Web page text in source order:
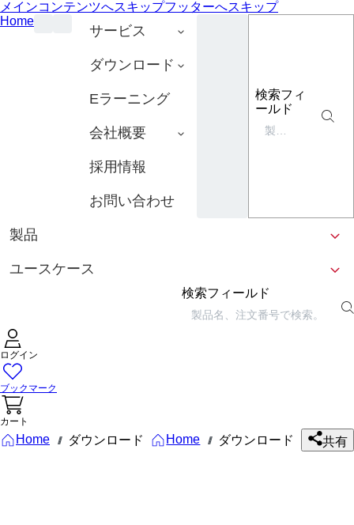
メインコンテンツへスキップフッターへスキップ
Home
サービス
ダウンロード
Eラーニング
会社概要
採用情報
お問い合わせ
検索フィ
ールド
製品
ユースケース
検索フィールド
ログイン
ブックマーク
カート
Home /// ダウンロード Home /// ダウンロード 共有